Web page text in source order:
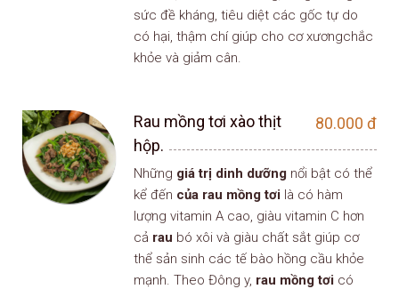
sức đề kháng, tiêu diệt các gốc tự do
có hại, thậm chí giúp cho cơ xươngchắc
khỏe và giảm cân.
80.000 đ
Rau mồng tơi xào thịt
hộp.
Những giá trị dinh dưỡng nổi bật có thể
kể đến của rau mồng tơi là có hàm
lượng vitamin A cao, giàu vitamin C hơn
cả rau bó xôi và giàu chất sắt giúp cơ
thể sản sinh các tế bào hồng cầu khỏe
mạnh. Theo Đông y, rau mồng tơi có